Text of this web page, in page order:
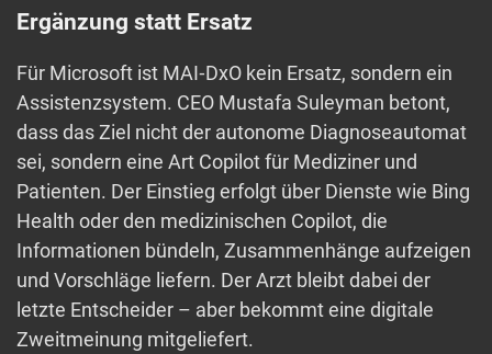
Ergänzung statt Ersatz
Für Microsoft ist MAI‑DxO kein Ersatz, sondern ein
Assistenzsystem. CEO Mustafa Suleyman betont,
dass das Ziel nicht der autonome Diagnoseautomat
sei, sondern eine Art Copilot für Mediziner und
Patienten. Der Einstieg erfolgt über Dienste wie Bing
Health oder den medizinischen Copilot, die
Informationen bündeln, Zusammenhänge aufzeigen
und Vorschläge liefern. Der Arzt bleibt dabei der
letzte Entscheider – aber bekommt eine digitale
Zweitmeinung mitgeliefert.